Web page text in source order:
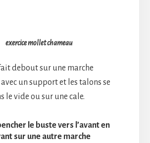
exercice mollet chameau
fait debout sur une marche
avec un support et les talons se
le vide ou sur une cale.
le buste vers l’avant en
sur une autre marche